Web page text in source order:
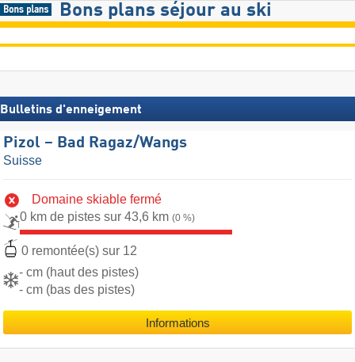
Bons plans séjour au ski
Bulletins d'enneigement
Pizol – Bad Ragaz/​Wangs
Suisse
Domaine skiable fermé
0 km de pistes sur 43,6 km (0 %)
0 remontée(s) sur 12
- cm (haut des pistes)
- cm (bas des pistes)
Informations